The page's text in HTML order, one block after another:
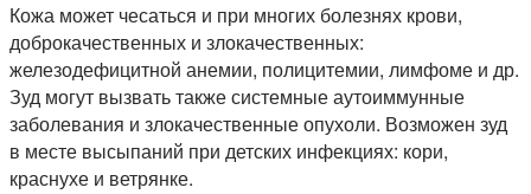
Кожа может чесаться и при многих болезнях крови,
доброкачественных и злокачественных:
железодефицитной анемии, полицитемии, лимфоме и др.
Зуд могут вызвать также системные аутоиммунные
заболевания и злокачественные опухоли. Возможен зуд
в месте высыпаний при детских инфекциях: кори,
краснухе и ветрянке.